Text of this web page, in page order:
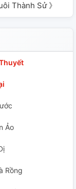
Thành Sử 》
Ảo
Rồng